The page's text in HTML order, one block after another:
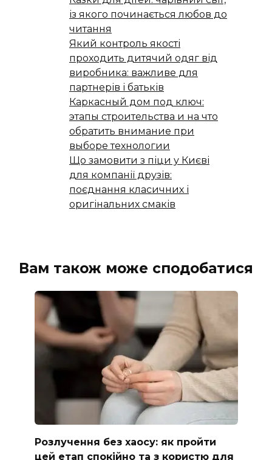
із якого починається любов до
читання
Який контроль якості
проходить дитячий одяг від
виробника: важливе для
партнерів і батьків
Каркасный дом под ключ:
этапы строительства и на что
обратить внимание при
выборе технологии
Що замовити з піци у Києві
для компанії друзів:
поєднання класичних і
оригінальних смаків
Вам також може сподобатися
Розлучення без хаосу: як пройти
цей етап спокійно та з користю для